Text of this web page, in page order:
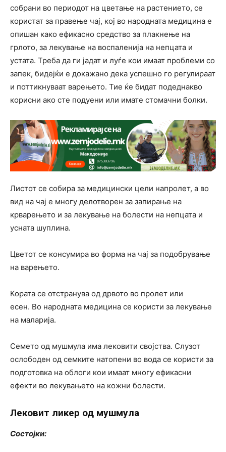
собрани во периодот на цветање на растението, се
користат за правење чај, кој во народната медицина е
опишан како ефикасно средство за плакнење на
грлото, за лекување на воспаленија на непцата и
устата. Треба да ги јадат и луѓе кои имаат проблеми со
запек, бидејќи е докажано дека успешно го регулираат
и поттикнуваат варењето. Тие ќе бидат подеднакво
корисни ако сте подуени или имате стомачни болки.
Листот се собира за медицински цели напролет, а во
вид на чај е многу делотворен за запирање на
крварењето и за лекување на болести на непцата и
усната шуплина.
Цветот се консумира во форма на чај за подобрување
на варењето.
Кората се отстранува од дрвото во пролет или
есен. Во народната медицина се користи за лекување
на маларија.
Семето од мушмула има лековити својства. Слузот
ослободен од семките натопени во вода се користи за
подготовка на облоги кои имаат многу ефикасни
ефекти во лекувањето на кожни болести.
Лековит ликер од мушмула
Состојки: